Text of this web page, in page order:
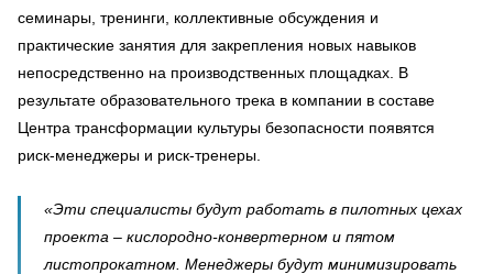
семинары, тренинги, коллективные обсуждения и
практические занятия для закрепления новых навыков
непосредственно на производственных площадках. В
результате образовательного трека в компании в составе
Центра трансформации культуры безопасности появятся
риск-менеджеры и риск-тренеры.
«Эти специалисты будут работать в пилотных цехах
проекта – кислородно-конвертерном и пятом
листопрокатном. Менеджеры будут минимизировать